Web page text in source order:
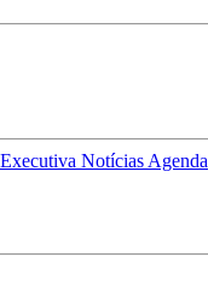
Notícias Agenda